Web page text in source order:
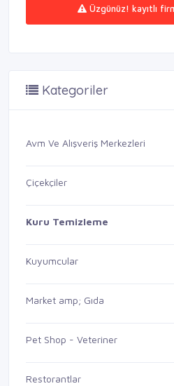
Üzgünüz! kayıtlı
Kategoriler
Avm Ve Alışveriş Merkezleri
Çiçekçiler
Kuru Temizleme
Kuyumcular
Market amp; Gıda
Pet Shop - Veteriner
Restorantlar